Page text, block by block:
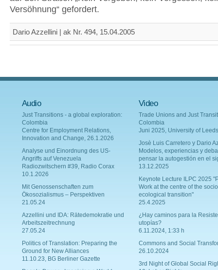
Versöhnung“ gefordert.
Dario Azzellini | ak Nr. 494, 15.04.2005
Audio
Just Transitions - a global exploration:
Colombia
Centre for Employment Relations,
Innovation and Change, 26.1.2026
Analyse und Einordnung des US-
Angriffs auf Venezuela
Radiozwitschern #39, Radio Corax
10.1.2026
Mit Genossenschaften zum
Ökosozialismus – Perspektiven
21.05.24
Azzellini und IDA: Rätedemokratie und
Arbeitszeitrechnung
27.05.24
Politics of Translation: Preparing the
Ground for New Alliances
11.10.23, BG Berliner Gazette
Video
Trade Unions and Just
Colombia
Juni 2025, University of Leeds
Josè Luis Carretero y Dario
Modelos, experiencias y
pensar la autogestión en el
13.12.2025
Keynote Lecture ILPC 2025
Work at the centre of the
ecological transition"
25.4.2025
¿Hay caminos para la
utopías?
6.11.2024, 1:33 h
Commons and Social
26.10.2024
3rd Night of Global Social